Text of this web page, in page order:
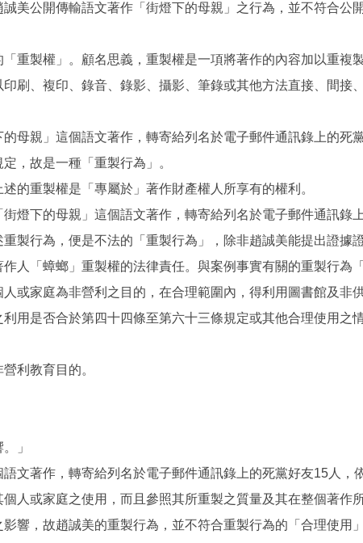
美公開傳輸語文著作「街燈下的母親」之行為，並不符合公
重製權」。顧名思義，重製權是一項將著作的內容加以重複
刷、複印、錄音、錄影、攝影、筆錄或其他方法直接、間接
母親」這個語文著作，轉寄給列名於電子郵件通訊錄上的死
，故是一種「重製行為」。
的重製權是「專屬於」著作財產權人所享有的權利。
燈下的母親」這個語文著作，轉寄給列名於電子郵件通訊錄
製行為，便是不法的「重製行為」，除非趙誠美能提出證據
人「蟑螂」重製權的法律責任。與案例事實有關的重製行為
或家庭為非營利之目的，在合理範圍內，得利用圖書館及非
用是否合於第四十四條至第六十三條規定或其他合理使用之
利教育目的。
」
文著作，轉寄給列名於電子郵件通訊錄上的死黨好友15人
人或家庭之使用，而且參照其所重製之質量及其在整個著作
響，故趙誠美的重製行為，並不符合重製行為的「合理使用